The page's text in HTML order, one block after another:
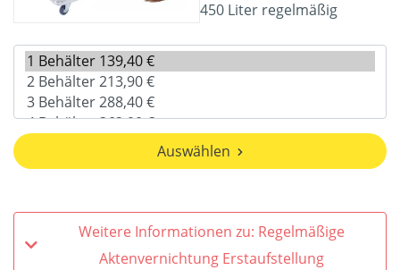
450 Liter regelmäßig
Auswählen
Weitere Informationen zu: Regelmäßige
Aktenvernichtung Erstaufstellung